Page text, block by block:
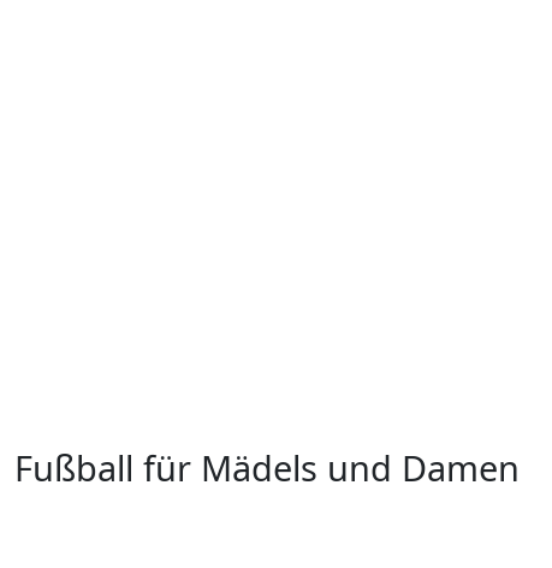
Fußball für Mädels und Damen